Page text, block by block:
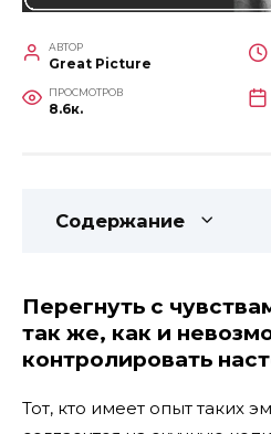
АВТОР
Great Picture
ПРОСМОТРОВ
8.6к.
Содержание
Перегнуть с
так же, как и
контролировать
Тот, кто имеет опыт таких